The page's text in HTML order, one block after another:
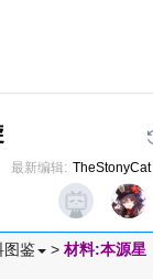
最新编辑: TheStonyCat
图鉴 > 材料:本源星